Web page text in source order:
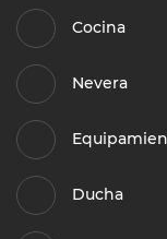
Cocina
Nevera
Ducha